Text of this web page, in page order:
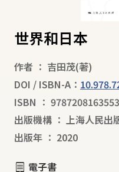
世界和日本
作者 ： 吉田茂(著)
DOI / ISBN-A：
ISBN ： 9787208163553
出版機構 ： 上海人民出
出版年 ： 2020
電子書